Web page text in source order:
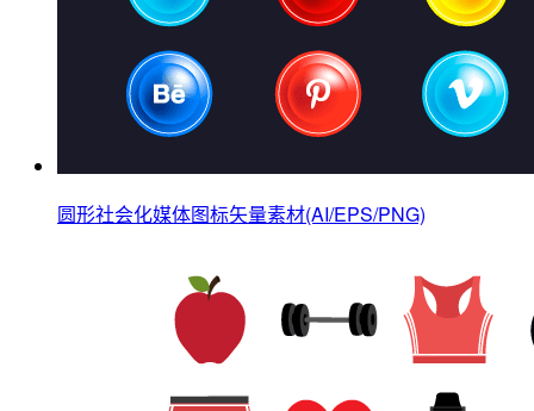
圆形社会化媒体图标矢量素材(AI/EPS/PNG)